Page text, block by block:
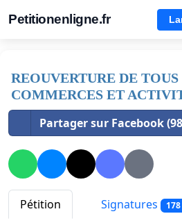
Petitionenligne.fr
REOUVERTURE DE TOUS
COMMERCES ET
Partager sur Facebook
Pétition Signatures 178